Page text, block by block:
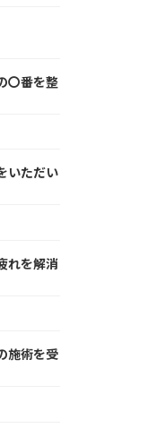
〇番を整
いただい
れを解消
施術を受